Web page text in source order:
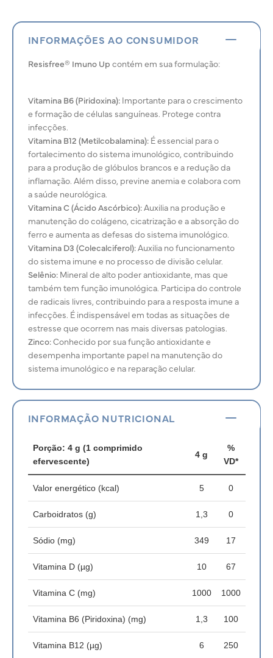
INFORMAÇÕES AO CONSUMIDOR
Resisfree® Imuno Up contém em sua formulação:
Vitamina B6 (Piridoxina):Importante para o crescimento
e formação de células sanguíneas. Protege contra
infecções.
Vitamina B12 (Metilcobalamina):É essencial para o
fortalecimento do sistema imunológico, contribuindo
para a produção de glóbulos brancos e a redução da
inflamação. Além disso, previne anemia e colabora com
a saúde neurológica.
Vitamina C (Ácido Ascórbico):Auxilia na produção e
manutenção docolágeno, cicatrização e a absorção do
ferro e aumenta as defesas do sistema imunológico.
Vitamina D3 (Colecalciferol):Auxilia no funcionamento
do sistema imune e no processo de divisão celular.
Selênio:Mineral de alto poder antioxidante, mas que
também tem função imunológica. Participa do controle
de radicais livres, contribuindo para a resposta imune a
infecções. É indispensável em todas as situações de
estresse que ocorrem nas mais diversas patologias.
Zinco:Conhecido por sua função antioxidante e
desempenha importante papel na manutenção do
sistema imunológico e na reparação celular.
INFORMAÇÃO NUTRICIONAL
Porção: 4 g (1 comprimido
efervescente)
4 g
%
VD*
Valor energético (kcal) 5 0
Carboidratos (g) 1,3 0
Sódio (mg) 349 17
Vitamina D (µg) 10 67
Vitamina C (mg) 1000 1000
Vitamina B6 (Piridoxina) (mg) 1,3 100
Vitamina B12 (µg) 6 250